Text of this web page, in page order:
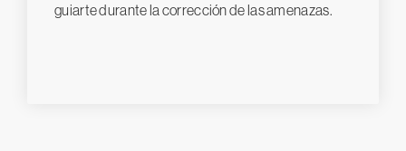
guiarte durante la corrección de las amenazas.